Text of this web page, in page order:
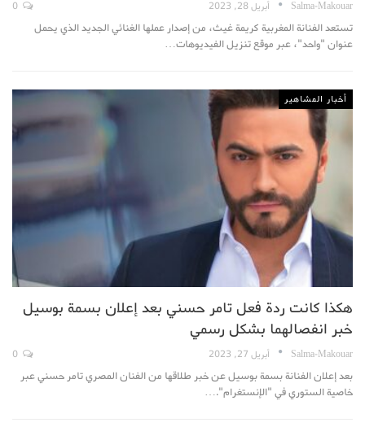
Salma-Makouar أبريل 28, 2023
تستعد الفنانة المغربية كريمة غيث، من إصدار عملها الغنائي الجديد الذي يحمل
عنوان "واحد"، عبر موقع تنزيل الفيديوهات…
أخبار المشاهير
هكذا كانت ردة فعل تامر حسني بعد إعلان بسمة بوسيل
خبر انفصالهما بشكل رسمي
Salma-Makouar أبريل 27, 2023
بعد إعلان الفنانة بسمة بوسيل عن خبر طلاقها من الفنان المصري تامر حسني عبر
خاصية الستوري في "الإنستغرام".…